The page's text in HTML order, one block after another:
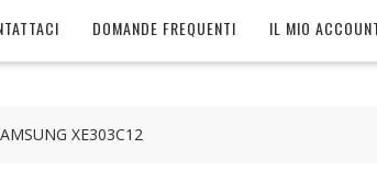
DOMANDE FREQUENTI IL MIO
XE303C12